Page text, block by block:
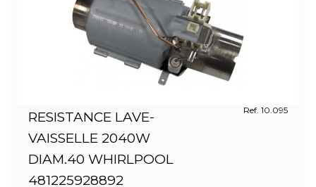
RESISTANCE LAVE-
VAISSELLE 2040W
DIAM.40 WHIRLPOOL
481225928892
Ref. 10.095